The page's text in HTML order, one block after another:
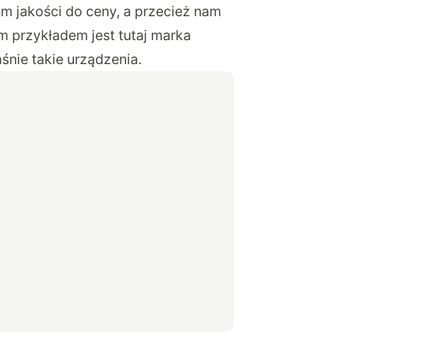
jakości do ceny, a przecież nam
przykładem jest tutaj marka
takie urządzenia.